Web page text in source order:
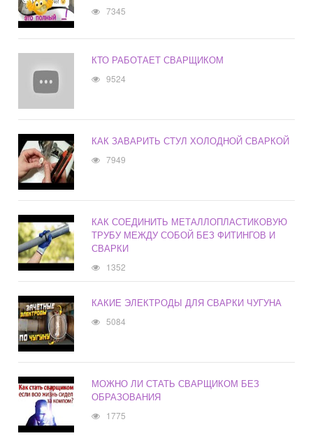
7345
КТО РАБОТАЕТ СВАРЩИКОМ
9524
КАК ЗАВАРИТЬ СТУЛ ХОЛОДНОЙ СВАРКОЙ
7949
КАК СОЕДИНИТЬ МЕТАЛЛОПЛАСТИКОВУЮ
ТРУБУ МЕЖДУ СОБОЙ БЕЗ ФИТИНГОВ И
СВАРКИ
1352
КАКИЕ ЭЛЕКТРОДЫ ДЛЯ СВАРКИ ЧУГУНА
5084
МОЖНО ЛИ СТАТЬ СВАРЩИКОМ БЕЗ
ОБРАЗОВАНИЯ
1775